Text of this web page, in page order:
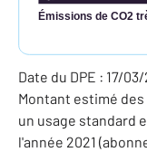
Émissions de CO2
Date du DPE : 17/
Montant estimé
un usage standard
l'année 2021